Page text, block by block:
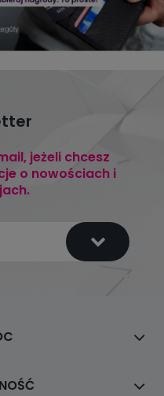
jeżeli chcesz
o nowościach i